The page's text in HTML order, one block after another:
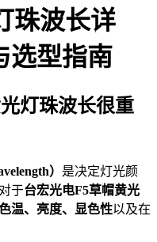
珠波长详
选型指南
灯珠波长很重
） 是决定灯光颜
于台宏光电F5草帽黄光
温、亮度、显色性以及在